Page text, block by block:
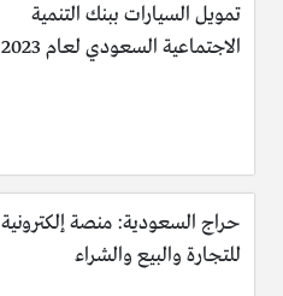
تمويل السيارات ببنك التنمية
الاجتماعية السعودي لعام 2023
حراج السعودية: منصة إلكترونية
للتجارة والبيع والشراء